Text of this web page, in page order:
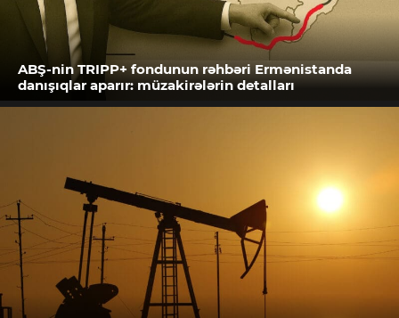
ABŞ-nin TRIPP+ fondunun rəhbəri Ermənistanda
danışıqlar aparır: müzakirələrin detalları